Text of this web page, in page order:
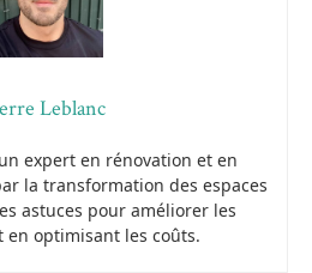
Leblanc
expert en rénovation et en
la transformation des espaces
astuces pour améliorer les
optimisant les coûts.